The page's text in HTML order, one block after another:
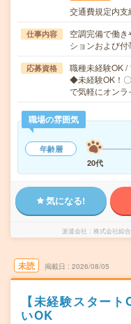
交通費規定内支
仕事内容
空調完備で働
ションおよび
応募資格
職種未経験OK /
◆未経験OK！
で気軽にオン
職場の雰囲気
年齢層
20代
気になる!
派遣会社 株式会社綜
未読 掲載日 2026/08/05
【未経験スター
いOK